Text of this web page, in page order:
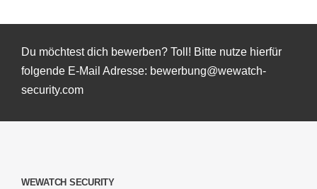
Du möchtest dich bewerben? Toll! Bitte nutze hierfür
folgende E-Mail Adresse: bewerbung@wewatch-
security.com
WEWATCH SECURITY